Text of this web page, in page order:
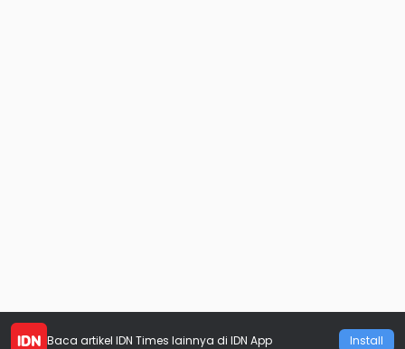
Baca artikel IDN Times lainnya di IDN App Install